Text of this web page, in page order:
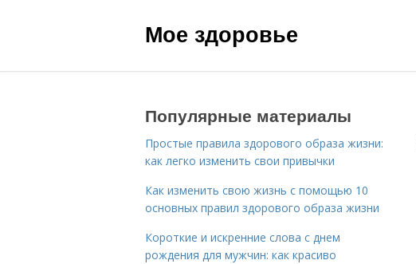
Мое здоровье
Популярные материалы
Простые правила здорового образа жизни:
как легко изменить свои привычки
Как изменить свою жизнь с помощью 10
основных правил здорового образа жизни
Короткие и искренние слова с днем
рождения для мужчин: как красиво